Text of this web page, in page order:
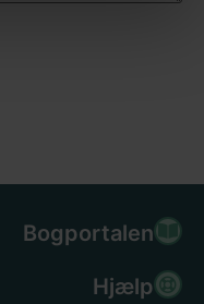
Bogportalen
Hjælp